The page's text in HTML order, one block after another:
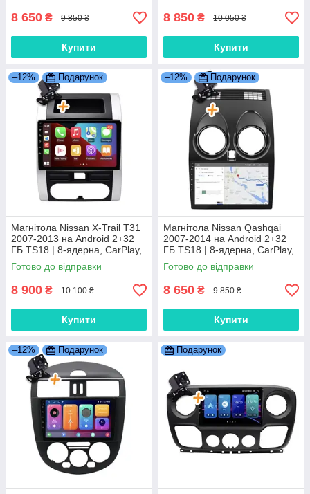
8 650 ₴ 9 850 ₴
Купити
8 850 ₴ 10 050 ₴
Купити
–12% Подарунок
Магнітола Nissan X-Trail T31
2007-2013 на Android 2+32
ГБ TS18 | 8-ядерна, CarPlay,
4G
Готово до відправки
8 900 ₴ 10 100 ₴
Купити
–12% Подарунок
Магнітола Nissan Qashqai
2007-2014 на Android 2+32
ГБ TS18 | 8-ядерна, CarPlay,
4G
Готово до відправки
8 650 ₴ 9 850 ₴
Купити
–12% Подарунок Подарунок